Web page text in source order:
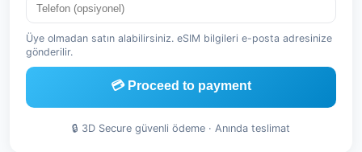
Üye olmadan satın alabilirsiniz. eSIM bilgileri e-posta adresinize
gönderilir.
💳 Proceed to payment
🔒 3D Secure güvenli ödeme · Anında teslimat